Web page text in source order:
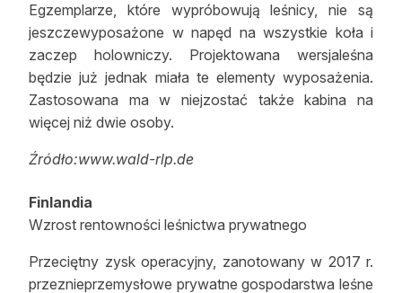
Egzemplarze, które wypróbowują leśnicy, nie są
jeszczewyposażone w napęd na wszystkie koła i
zaczep holowniczy. Projektowana wersjaleśna
będzie już jednak miała te elementy wyposażenia.
Zastosowana ma w niejzostać także kabina na
więcej niż dwie osoby.
Źródło:www.wald-rlp.de
Finlandia
Wzrost rentowności leśnictwa prywatnego
Przeciętny zysk operacyjny, zanotowany w 2017 r.
przeznieprzemysłowe prywatne gospodarstwa leśne